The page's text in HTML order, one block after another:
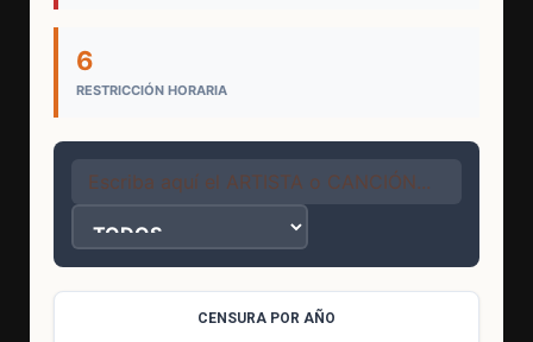
6
RESTRICCIÓN HORARIA
CENSURA POR AÑO